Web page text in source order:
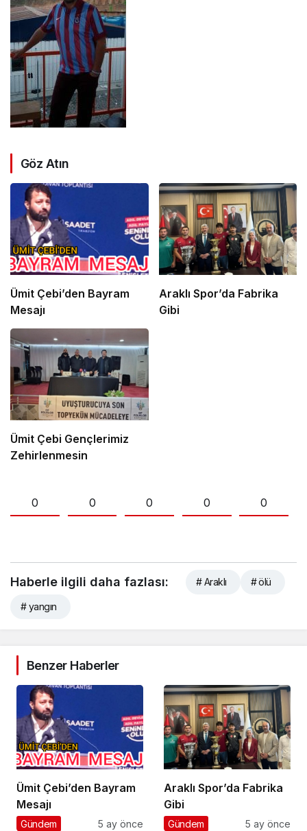
Göz Atın
Ümit Çebi’den Bayram
Mesajı
Araklı Spor’da Fabrika
Gibi
Ümit Çebi Gençlerimiz
Zehirlenmesin
0 0 0 0 0
Haberle ilgili daha fazlası: # Araklı # ölü
# yangın
Benzer Haberler
Ümit Çebi’den Bayram
Mesajı
Gündem 5 ay önce
Araklı Spor’da Fabrika
Gibi
Gündem 5 ay önce